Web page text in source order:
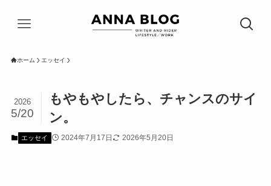
ホーム エッセイ
もやもやしたら、チャンスのサイ
ン。
2026
5/20
エッセイ 2024年7月17日 2026年5月20日